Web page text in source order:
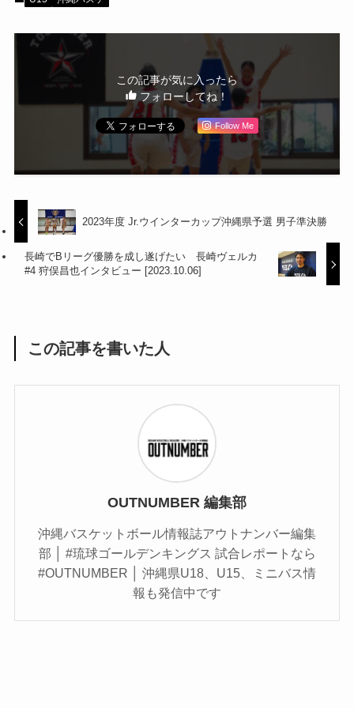
この記事が気に入ったら
フォローしてね！
Follow Me
2023年度 Jr.ウインターカップ沖縄県予選 男子準決勝
長崎でBリーグ優勝を成し遂げたい 長崎ヴェルカ
#4 狩俣昌也インタビュー [2023.10.06]
この記事を書いた人
OUTNUMBER 編集部
沖縄バスケットボール情報誌アウトナンバー編集
部 │ #琉球ゴールデンキングス 試合レポートなら
#OUTNUMBER │ 沖縄県U18、U15、ミニバス情
報も発信中です